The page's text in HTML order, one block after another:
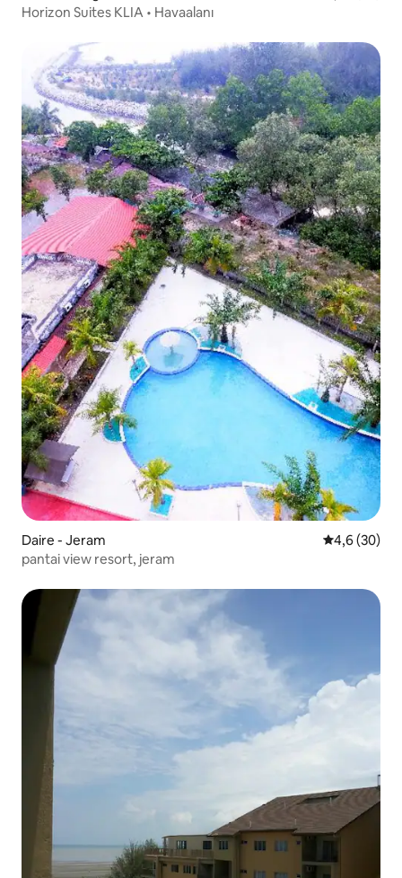
Horizon Suites KLIA • Havaalanı
Daire - Jeram 5 üzerinden
4,6 (30)
pantai view resort, jeram